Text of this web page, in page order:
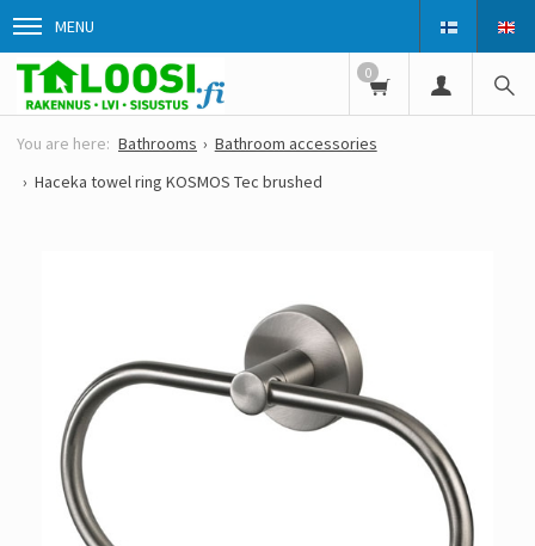
MENU
0
Bathrooms
Bathroom accessories
Haceka towel ring KOSMOS Tec brushed